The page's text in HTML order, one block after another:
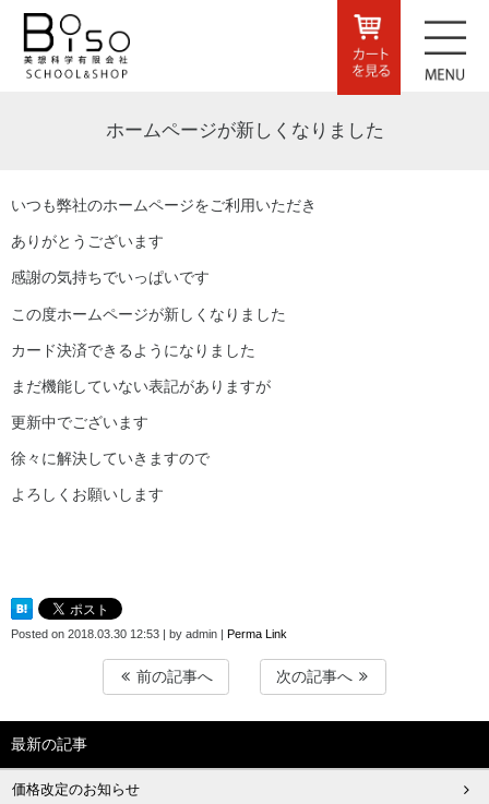
ホームページが新しくなりました
いつも弊社のホームページをご利用いただき
ありがとうございます
感謝の気持ちでいっぱいです
この度ホームページが新しくなりました
カード決済できるようになりました
まだ機能していない表記がありますが
更新中でございます
徐々に解決していきますので
よろしくお願いします
Posted on 2018.03.30 12:53 | by admin | Perma Link
前の記事へ 次の記事へ
最新の記事
価格改定のお知らせ